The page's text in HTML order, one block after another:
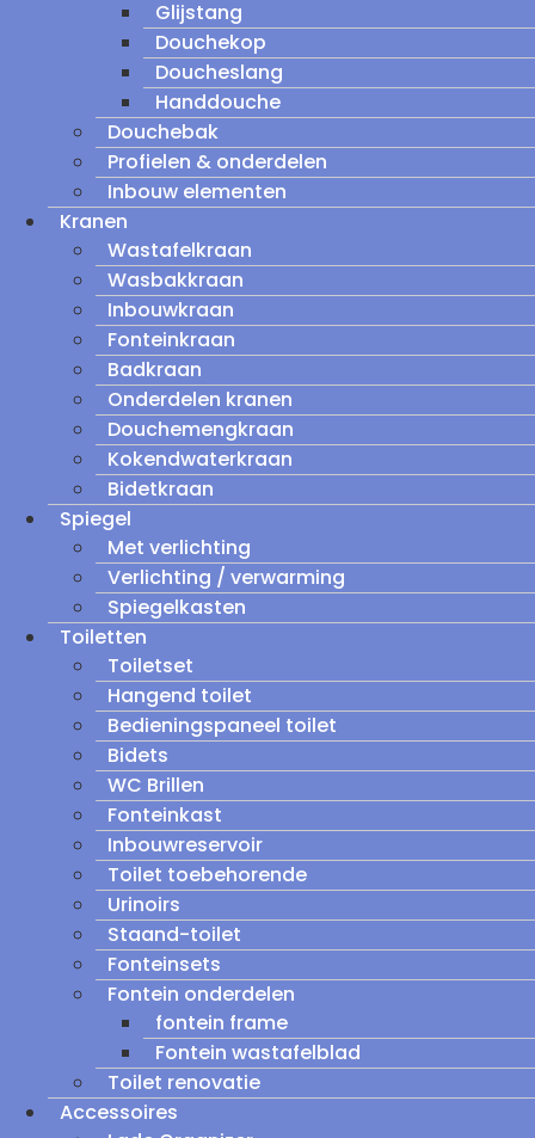
Glijstang
Douchekop
Doucheslang
Handdouche
Douchebak
Profielen & onderdelen
Inbouw elementen
Kranen
Wastafelkraan
Wasbakkraan
Inbouwkraan
Fonteinkraan
Badkraan
Onderdelen kranen
Douchemengkraan
Kokendwaterkraan
Bidetkraan
Spiegel
Met verlichting
Verlichting / verwarming
Spiegelkasten
Toiletten
Toiletset
Hangend toilet
Bedieningspaneel toilet
Bidets
WC Brillen
Fonteinkast
Inbouwreservoir
Toilet toebehorende
Urinoirs
Staand-toilet
Fonteinsets
Fontein onderdelen
fontein frame
Fontein wastafelblad
Toilet renovatie
Accessoires